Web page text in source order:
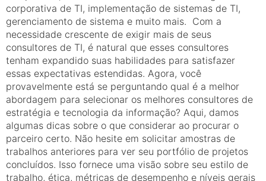
corporativa de TI, implementação de sistemas de TI,
gerenciamento de sistema e muito mais. Com a
necessidade crescente de exigir mais de seus
consultores de TI, é natural que esses consultores
tenham expandido suas habilidades para satisfazer
essas expectativas estendidas. Agora, você
provavelmente está se perguntando qual é a melhor
abordagem para selecionar os melhores consultores de
estratégia e tecnologia da informação? Aqui, damos
algumas dicas sobre o que considerar ao procurar o
parceiro certo. Não hesite em solicitar amostras de
trabalhos anteriores para ver seu portfólio de projetos
concluídos. Isso fornece uma visão sobre seu estilo de
trabalho, ética, métricas de desempenho e níveis gerais